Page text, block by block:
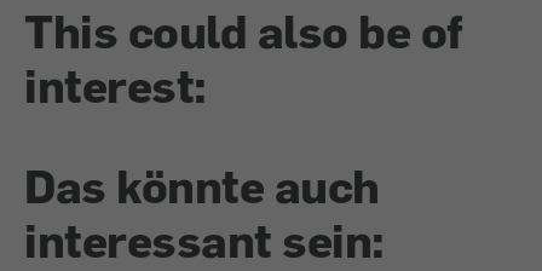
This could also be of
interest:
Das könnte auch
interessant sein: